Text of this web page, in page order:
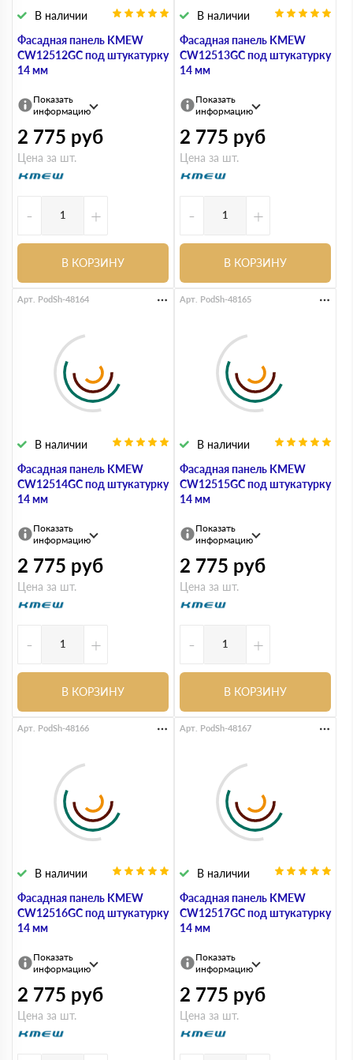
Фасадная панель KMEW
CW12512GC под штукатурку
14 мм
В наличии
Показать
информацию
2 775 руб
Цена за шт.
- +
В КОРЗИНУ
Фасадная панель KMEW
CW12513GC под штукатурку
14 мм
В наличии
Показать
информацию
2 775 руб
Цена за шт.
- +
В КОРЗИНУ
Фасадная панель KMEW
CW12514GC под штукатурку
14 мм
В наличии
Арт. PodSh-48164
Показать
информацию
2 775 руб
Цена за шт.
- +
В КОРЗИНУ
Фасадная панель KMEW
CW12515GC под штукатурку
14 мм
В наличии
Арт. PodSh-48165
Показать
информацию
2 775 руб
Цена за шт.
- +
В КОРЗИНУ
Фасадная панель KMEW
CW12516GC под штукатурку
14 мм
В наличии
Арт. PodSh-48166
Показать
информацию
2 775 руб
Цена за шт.
Фасадная панель KMEW
CW12517GC под штукатурку
14 мм
В наличии
Арт. PodSh-48167
Показать
информацию
2 775 руб
Цена за шт.